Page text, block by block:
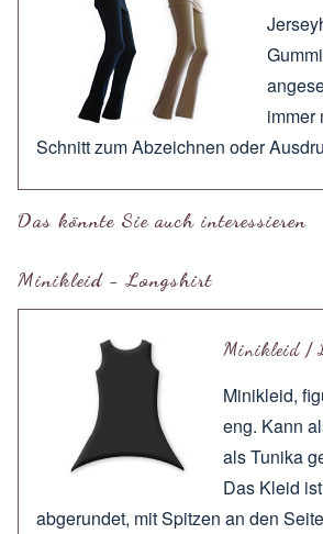
immer
Schnitt zumAbzeichnen oder
Das könnte Sie auch interessieren
Minikleid - Longshirt
Minikleid /
Minikleid,
eng. Kann
als Tunika
Das Kleid
abgerundet, mit Spitzen an den